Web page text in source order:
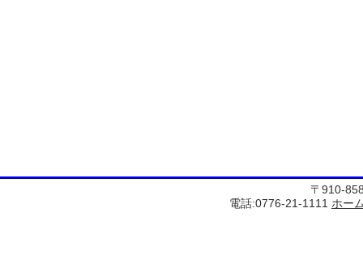
〒910-
電話:0776-21-1111 ホー